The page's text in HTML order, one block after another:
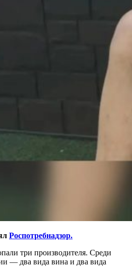
Роспотребнадзор.
три производителя. Среди
— два вида вина и два вида